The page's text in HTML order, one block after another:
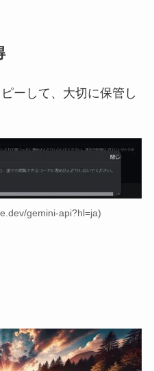
ーして、大切に保管し
gemini-api?hl=ja)